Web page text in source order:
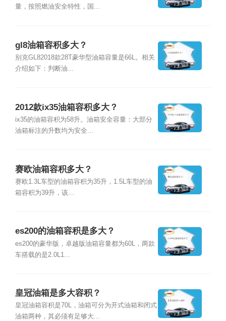
量，按照燃油安全特性，国...
gl8油箱容积多大？
别克GL82018款28T豪华型油箱容量是66L。相关
介绍如下：判断油...
2012款ix35油箱容积多大？
ix35的油箱容积为58升。油箱安全容量：大部分
油箱标注的升数均为安全...
赛欧油箱容积多大？
赛欧1.3L车型的油箱容积为35升，1.5L车型的油
箱容积为39升，该...
es200的油箱容积是多大？
es200的豪华版，卓越版油箱容量都为60L，两款
车搭载的是2.0L1...
皇冠油箱是多大容积？
皇冠油箱容积是70L，油箱可分为开式油箱和闭式
油箱两种，其必须有足够大...